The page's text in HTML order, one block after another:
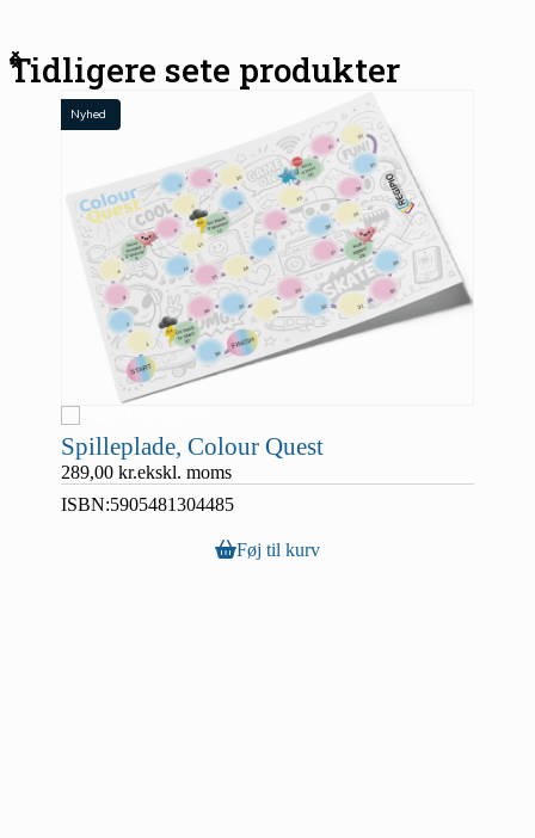
Tidligere sete produkter
Nyhed
Spilleplade, Colour Quest
289,00kr.ekskl. moms
ISBN:5905481304485
Føj til kurv